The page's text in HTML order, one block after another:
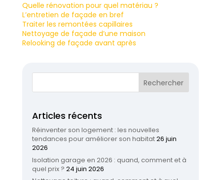
Quelle rénovation pour quel matériau ?
L’entretien de façade en bref
Traiter les remontées capillaires
Nettoyage de façade d’une maison
Relooking de façade avant après
Articles récents
Réinventer son logement : les nouvelles
tendances pour améliorer son habitat26 juin
2026
Isolation garage en 2026 : quand, comment et à
quel prix ? 24 juin 2026